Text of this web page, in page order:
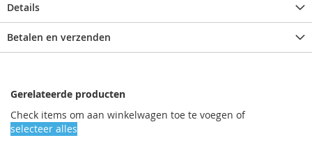
Details
Betalen en verzenden
Gerelateerde producten
Check items om aan winkelwagen toe te voegen of
selecteer alles